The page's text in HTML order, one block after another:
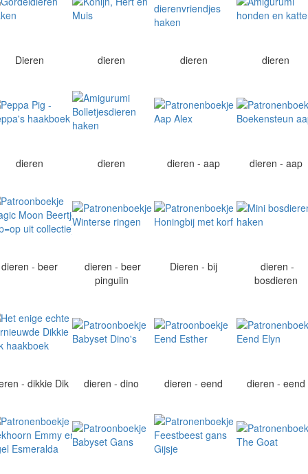
Dieren dieren dieren dieren
dieren dieren dieren - aap dieren - aap
dieren - beer
dieren - beer
pinguiin
Dieren - bij
dieren -
bosdieren
- dikkie Dik dieren - dino dieren - eend dieren - eend